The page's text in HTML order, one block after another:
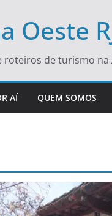
Oeste
de turismo na
AÍ QUEM SOMOS